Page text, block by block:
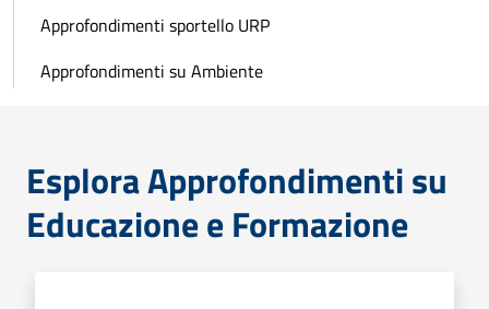
Approfondimenti sportello URP
Approfondimenti su Ambiente
Esplora Approfondimenti su
Educazione e Formazione